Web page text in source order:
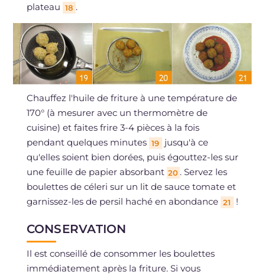
plateau 18 .
Chauffez l'huile de friture à une température de
170° (à mesurer avec un thermomètre de
cuisine) et faites frire 3-4 pièces à la fois
pendant quelques minutes 19
jusqu'à ce
qu'elles soient bien dorées, puis égouttez-les sur
une feuille de papier absorbant 20 . Servez les
boulettes de céleri sur un lit de sauce tomate et
garnissez-les de persil haché en abondance 21 !
CONSERVATION
Il est conseillé de consommer les boulettes
immédiatement après la friture. Si vous